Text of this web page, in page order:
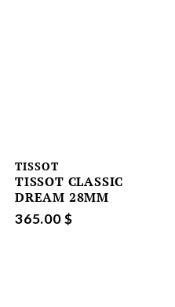
TISSOT
TISSOT CLASSIC
DREAM 28MM
365.00 $